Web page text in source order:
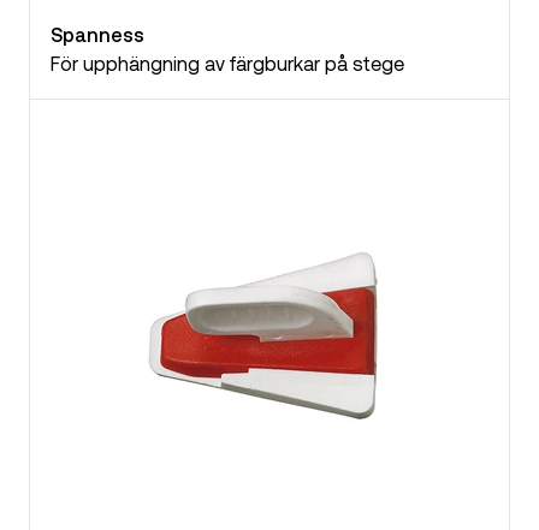
Spanness
För upphängning av färgburkar på stege